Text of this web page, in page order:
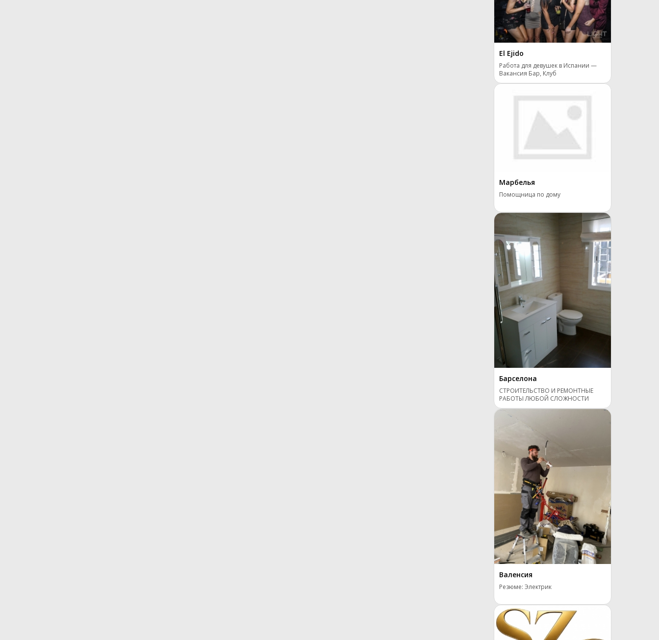
El Ejido
Работа для девушек в Испании —
Вакансия Бар, Клуб
Марбелья
Помощница по дому
Барселона
СТРОИТЕЛЬСТВО И РЕМОНТНЫЕ
РАБОТЫ ЛЮБОЙ СЛОЖНОСТИ
Валенсия
Резюме: Электрик